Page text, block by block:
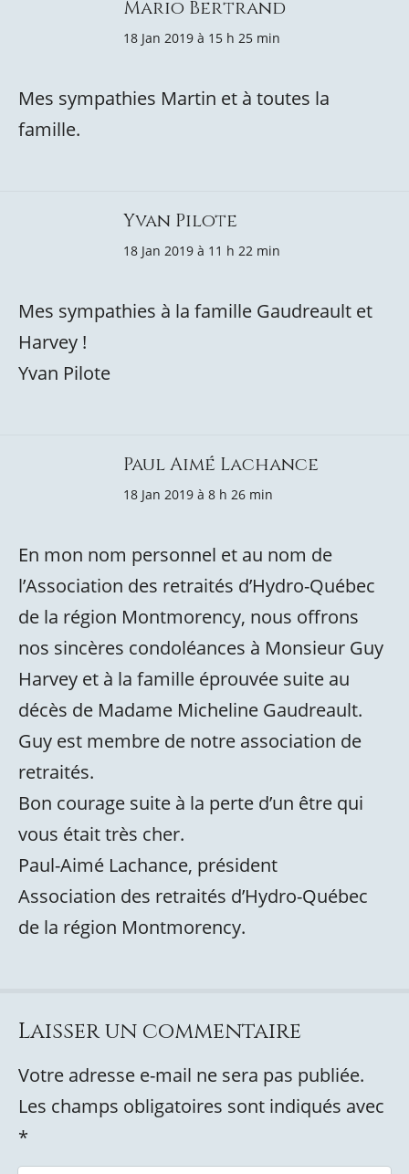
Mario Bertrand
18 Jan 2019 à 15 h 25 min
Mes sympathies Martin et à toutes la
famille.
Yvan Pilote
18 Jan 2019 à 11 h 22 min
Mes sympathies à la famille Gaudreault et
Harvey !
Yvan Pilote
Paul Aimé Lachance
18 Jan 2019 à 8 h 26 min
En mon nom personnel et au nom de
l’Association des retraités d’Hydro-Québec
de la région Montmorency, nous offrons
nos sincères condoléances à Monsieur Guy
Harvey et à la famille éprouvée suite au
décès de Madame Micheline Gaudreault.
Guy est membre de notre association de
retraités.
Bon courage suite à la perte d’un être qui
vous était très cher.
Paul-Aimé Lachance, président
Association des retraités d’Hydro-Québec
de la région Montmorency.
Laisser un commentaire
Votre adresse e-mail ne sera pas publiée.
Les champs obligatoires sont indiqués avec
*